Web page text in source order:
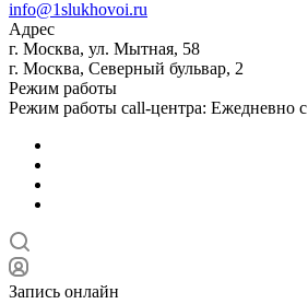
info@1slukhovoi.ru
Адрес
г. Москва, ул. Мытная, 58
г. Москва, Северный бульвар, 2
Режим работы
Режим работы call-центра: Ежедневно
Запись онлайн